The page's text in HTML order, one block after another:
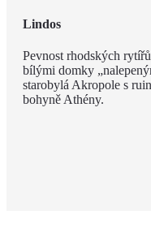
Lindos
Pevnost rhodských
bílými domky
starobylá Akropole s
bohyně Athény.